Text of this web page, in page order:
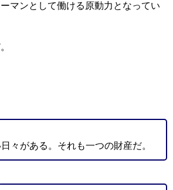
マンとして働ける原動力となってい
々がある。それも一つの財産だ。